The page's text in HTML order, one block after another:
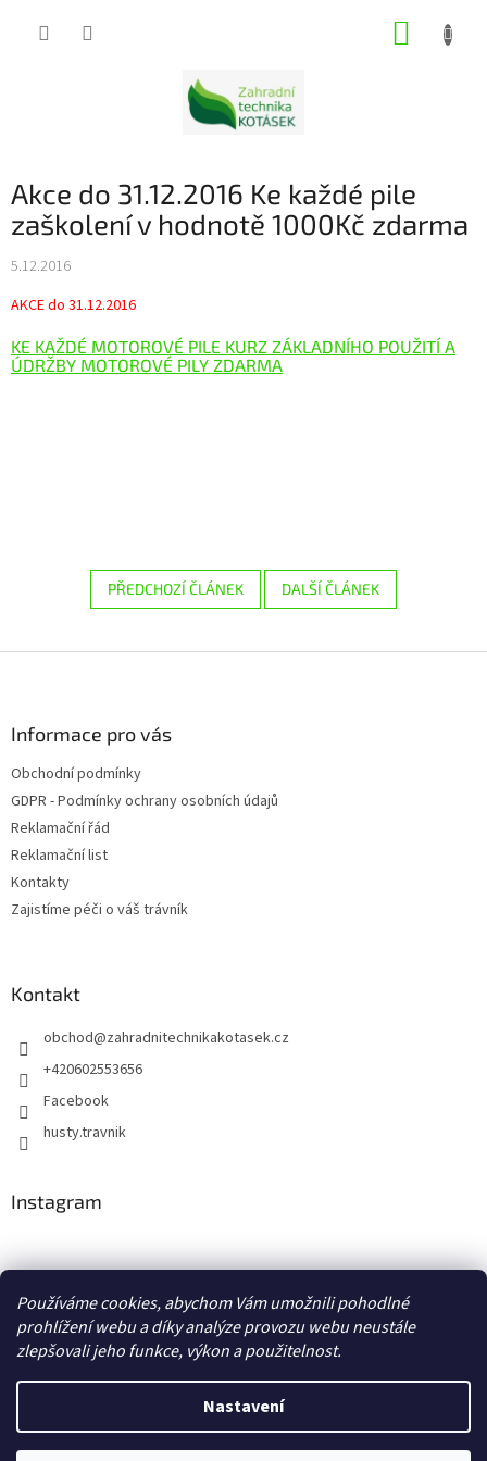
Používáme cookies, abychom Vám umožnili pohodlné
prohlížení webu a díky analýze provozu webu neustále
zlepšovali jeho funkce, výkon a použitelnost.
Nastavení
Akce do 31.12.2016 Ke každé pile
zaškolení v hodnotě 1000Kč zdarma
5.12.2016
AKCE do 31.12.2016
KE KAŽDÉ MOTOROVÉ PILE KURZ ZÁKLADNÍHO POUŽITÍ A
ÚDRŽBY MOTOROVÉ PILY ZDARMA
PŘEDCHOZÍ ČLÁNEK DALŠÍ ČLÁNEK
Informace pro vás
Obchodní podmínky
GDPR - Podmínky ochrany osobních údajů
Reklamační řád
Reklamační list
Kontakty
Zajistíme péči o váš trávník
Kontakt
obchod@zahradnitechnikakotasek.cz
+420602553656
Facebook
husty.travnik
Instagram
Copyright 2026Zahradní technika Kotásek. Všechna práva